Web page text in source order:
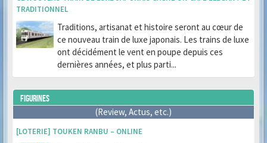
TRADITIONNEL
Traditions, artisanat et histoire seront au cœur de
ce nouveau train de luxe japonais. Les trains de luxe
ont décidément le vent en poupe depuis ces
dernières années, et plus parti...
FIGURINES
(Review, Actus, etc.)
[LOTERIE] TOUKEN RANBU – ONLINE